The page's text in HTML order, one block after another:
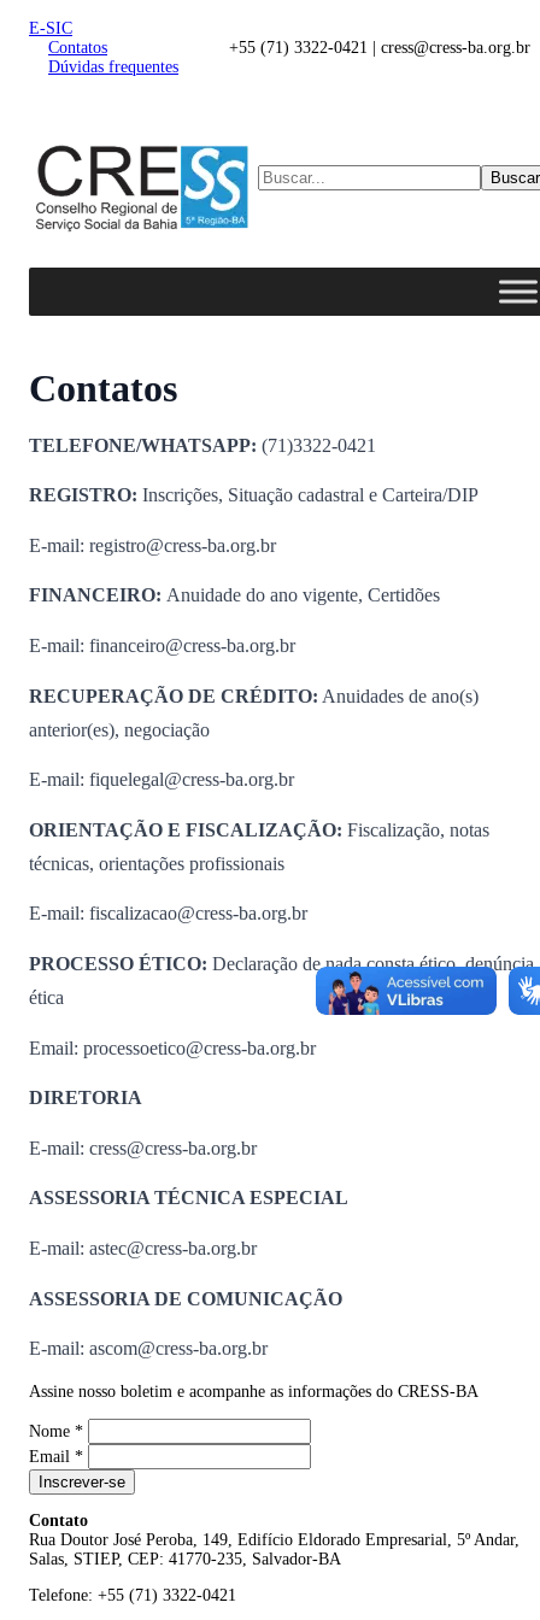
E-SIC
Contatos
Dúvidas frequentes
+55 (71) 3322-0421 | cress@cress-ba.org.br
Buscar
Contatos
TELEFONE/WHATSAPP: (71)3322-0421
REGISTRO: Inscrições, Situação cadastral e Carteira/DIP
E-mail: registro@cress-ba.org.br
FINANCEIRO: Anuidade do ano vigente, Certidões
E-mail: financeiro@cress-ba.org.br
RECUPERAÇÃO DE CRÉDITO: Anuidades de ano(s)
anterior(es), negociação
E-mail: fiquelegal@cress-ba.org.br
ORIENTAÇÃO E FISCALIZAÇÃO: Fiscalização, notas
técnicas, orientações profissionais
E-mail: fiscalizacao@cress-ba.org.br
PROCESSO ÉTICO: Declaração de nada consta ético, denúncia
ética
Email: processoetico@cress-ba.org.br
DIRETORIA
E-mail: cress@cress-ba.org.br
ASSESSORIA TÉCNICA ESPECIAL
E-mail: astec@cress-ba.org.br
ASSESSORIA DE COMUNICAÇÃO
E-mail: ascom@cress-ba.org.br
Assine nosso boletim e acompanhe as informações do CRESS-BA
Nome *
Email *
Inscrever-se
Contato
Rua Doutor José Peroba, 149, Edifício Eldorado Empresarial, 5º Andar,
Salas, STIEP, CEP: 41770-235, Salvador-BA
Telefone: +55 (71) 3322-0421